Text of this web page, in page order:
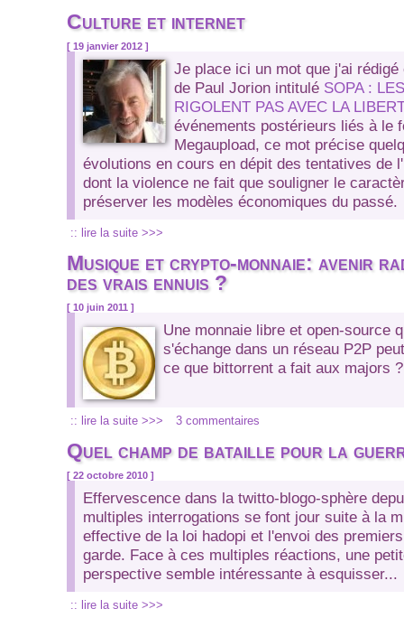
Culture et internet
[ 19 janvier 2012 ]
Je place ici un mot que j'ai
de Paul Jorion intitulé SOPA :
RIGOLENT PAS AVEC LA
événements postérieurs liés à le
Megaupload, ce mot précise
évolutions en cours en dépit des tentatives de
dont la violence ne fait que souligner le
préserver les modèles économiques du passé.
:: lire la suite >>>
Musique et crypto-monnaie: avenir
des vrais ennuis ?
[ 10 juin 2011 ]
Une monnaie libre et open-source
s'échange dans un réseau P2P
ce que bittorrent a fait aux majors ?
:: lire la suite >>> 3 commentaires
Quel champ de bataille pour la
[ 22 octobre 2010 ]
Effervescence dans la twitto-blogo-sphère
multiples interrogations se font jour suite à la
effective de la loi hadopi et l'envoi des
garde. Face à ces multiples réactions, une
perspective semble intéressante à esquisser...
:: lire la suite >>>